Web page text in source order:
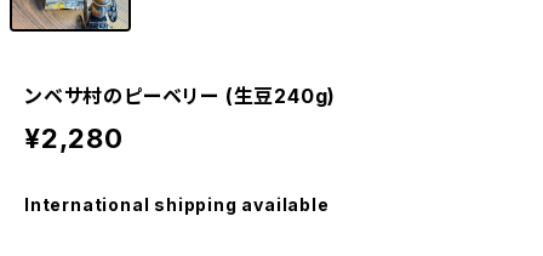
ンベサ村のピーベリー (生豆240g)
¥2,280
International shipping available